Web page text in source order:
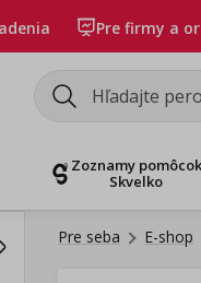
Pre firmy a
Zoznamy pomôcok
Skvelko
Pre seba E-shop